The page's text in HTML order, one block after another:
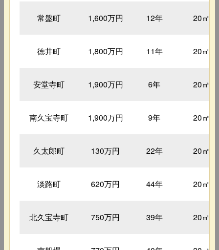
常盤町 1,600万円 12年 20㎡
徳井町 1,800万円 11年 20㎡
安堂寺町 1,900万円 6年 20㎡
南久宝寺町 1,900万円 9年 20㎡
久太郎町 130万円 22年 20㎡
淡路町 620万円 44年 20㎡
北久宝寺町 750万円 39年 20㎡